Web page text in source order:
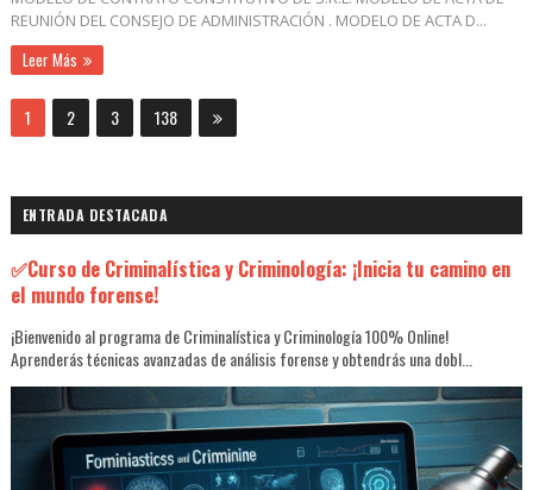
REUNIÓN DEL CONSEJO DE ADMINISTRACIÓN . MODELO DE ACTA D...
Leer Más
1 2 3 138
ENTRADA DESTACADA
✅Curso de Criminalística y Criminología: ¡Inicia tu camino en
el mundo forense!
¡Bienvenido al programa de Criminalística y Criminología 100% Online!
Aprenderás técnicas avanzadas de análisis forense y obtendrás una dobl...